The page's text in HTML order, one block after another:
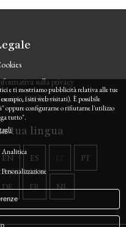
e ti mostriamo pubblicità relativa alle tue
i siti web visitati). È possibile
oppure configurarne o rifiutarne l'utilizzo
tutto".
Analitica
Personalizzazione
sulla privacy
di utilizzo
tua lingua
EN ES IT PT
DE FR NL